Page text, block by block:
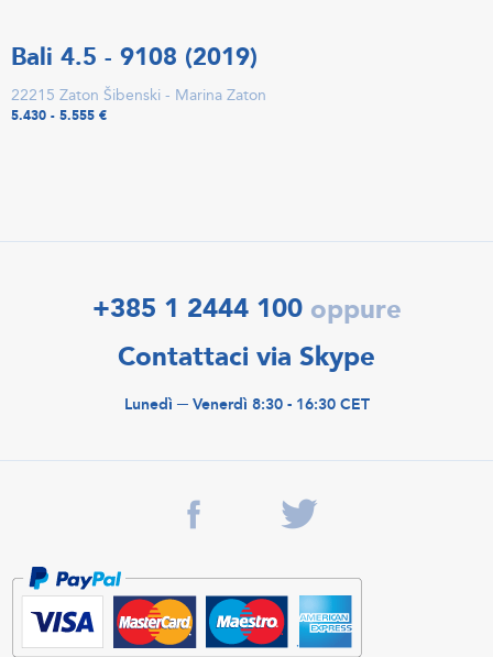
Bali 4.5 - 9108 (2019)
22215 Zaton Šibenski - Marina Zaton
5.430 - 5.555 €
+385 1 2444 100 oppure
Contattaci via Skype
Lunedì ─ Venerdì 8:30 - 16:30 CET